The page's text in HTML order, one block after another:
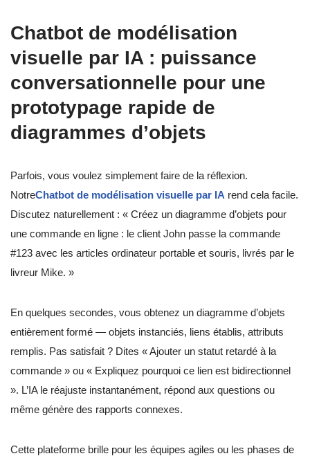
Chatbot de modélisation
visuelle par IA : puissance
conversationnelle pour une
prototypage rapide de
diagrammes d’objets
Parfois, vous voulez simplement faire de la réflexion.
NotreChatbot de modélisation visuelle par IA rend cela facile.
Discutez naturellement : « Créez un diagramme d’objets pour
une commande en ligne : le client John passe la commande
#123 avec les articles ordinateur portable et souris, livrés par le
livreur Mike. »
En quelques secondes, vous obtenez un diagramme d’objets
entièrement formé — objets instanciés, liens établis, attributs
remplis. Pas satisfait ? Dites « Ajouter un statut retardé à la
commande » ou « Expliquez pourquoi ce lien est bidirectionnel
». L’IA le réajuste instantanément, répond aux questions ou
même génère des rapports connexes.
Cette plateforme brille pour les équipes agiles ou les phases de